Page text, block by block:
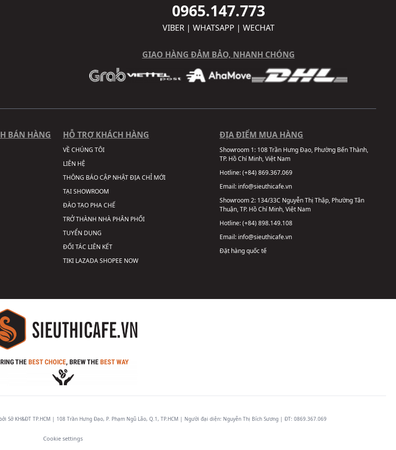
0965.147.773
VIBER | WHATSAPP | WECHAT
GIAO HÀNG ĐẢM BẢO, NHANH CHÓNG
BÁN HÀNG HỖ TRỢ KHÁCH HÀNG
VỀ CHÚNG TÔI
LIÊN HỆ
THÔNG BÁO CẬP NHẬT ĐỊA CHỈ MỚI
TẠI SHOWROOM
ĐÀO TẠO PHA CHẾ
TRỞ THÀNH NHÀ PHÂN PHỐI
TUYỂN DỤNG
ĐỐI TÁC LIÊN KẾT
TIKI LAZADASHOPEE NOW
ĐỊA ĐIỂM MUA HÀNG
Showroom 1: 108 Trần Hưng Đạo, Phường Bến Thành,
TP. Hồ Chí Minh, Việt Nam
Hotline:(+84) 869.367.069
Email: info@sieuthicafe.vn
Showroom 2: 134/33C Nguyễn Thị Thập, Phường Tân
Thuận, TP. Hồ Chí Minh, Việt Nam
Hotline:(+84) 898.149.108
Email: info@sieuthicafe.vn
Đặt hàng quốc tế
Sở KH&ĐT TP.HCM | 108 Trần Hưng Đạo, P. Phạm Ngũ Lão, Q.1, TP.HCM | Người đại diện: Nguyễn Thị Bích Sương | ĐT: 0869.367.069
Cookie settings